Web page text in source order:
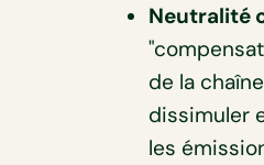
Neutralité
de la
dissimuler
les